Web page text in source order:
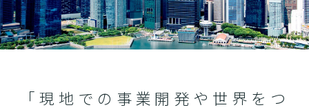
「現地での事業開発や世界をつ